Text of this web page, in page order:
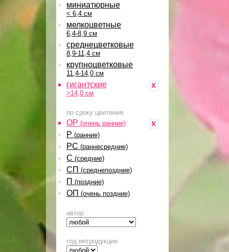
миниатюрные
< 6,4 см
мелкоцветные
6,4-8,9 см
среднецветковые
8,9-11,4 см
крупноцветковые
11,4-14,0 см
x
гигантские
>14,0 см
по сроку цветения
x
ОР (очень ранние)
Р (ранние)
РС (раннесредние)
С (средние)
СП (среднепоздние)
П (поздние)
ОП (очень поздние)
автор
год интродукции